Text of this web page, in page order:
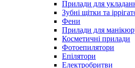
Прилади для
Зубні щітки та
Фени
Прилади для
Косметичні прилади
Фотоепилятори
Епілятори
Електробритви